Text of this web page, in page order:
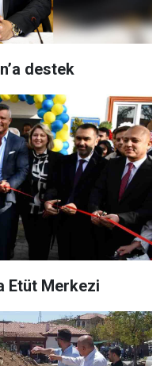
destek
Etüt Merkezi